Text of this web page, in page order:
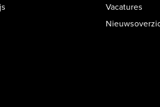
Vacatures